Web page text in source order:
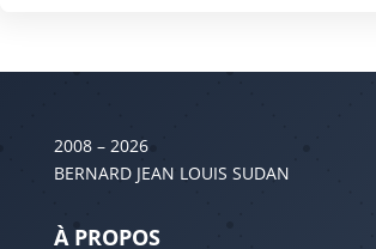
2008 – 2026
BERNARD JEAN LOUIS SUDAN
À PROPOS